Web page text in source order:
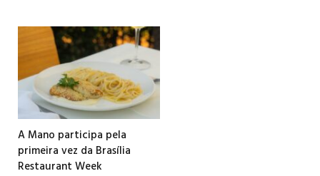
A Mano participa pela
primeira vez da Brasília
Restaurant Week